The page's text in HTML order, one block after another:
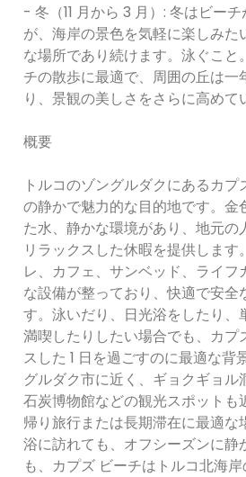
- 冬（11 月から 3 月）: 冬はビー
が、海岸の景色を気軽に楽しみた
な場所であり続けます。泳ぐこと
チの散歩に最適で、周囲の丘は一
り、景観の美しさをさらに高めて
概要
トルコのゾングルダクにあるカ
の静かで魅力的な目的地です。金
た水、静かな環境があり、地元の
リラックスした休暇を提供します
レ、カフェ、サンベッド、ライフ
な設備が整っており、快適で安全
す。泳いだり、日光浴をしたり、
満喫したりしたい場合でも、カプ
スした 1 日を過ごすのに最適な背
グルダク市に近く、ギョクギョル
石炭博物館などの観光スポットも
帰り旅行または長期滞在に最適な
浴に訪れても、オフシーズンに静
も、カプズ ビーチはトルコ北海岸